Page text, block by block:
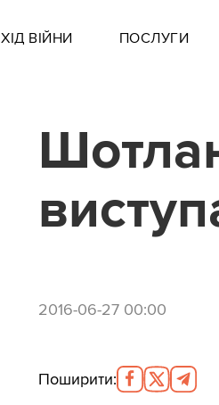
ХІД ВІЙНИ ПОСЛУГИ
2016-06-27 00:00
Поширити: